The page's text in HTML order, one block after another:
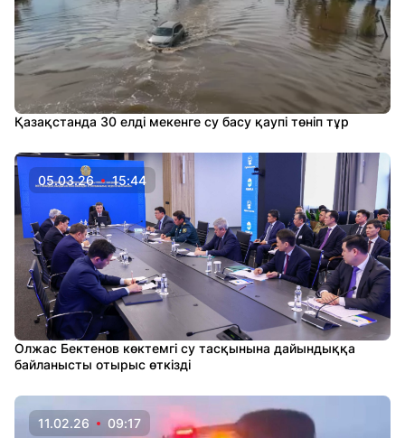
Қазақстанда 30 елді мекенге су басу қаупі төніп тұр
05.03.26 15:44
Олжас Бектенов көктемгі су тасқынына дайындыққа
байланысты отырыс өткізді
11.02.26 09:17